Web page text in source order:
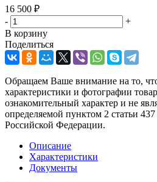
16 500 ₽
-
+
В корзину
Поделиться
Обращаем Ваше внимание на то,
характеристики и фотографии
ознакомительный характер и не
определяемой пунктом 2 статьи
Российской Федерации.
Описание
Характеристики
Документы